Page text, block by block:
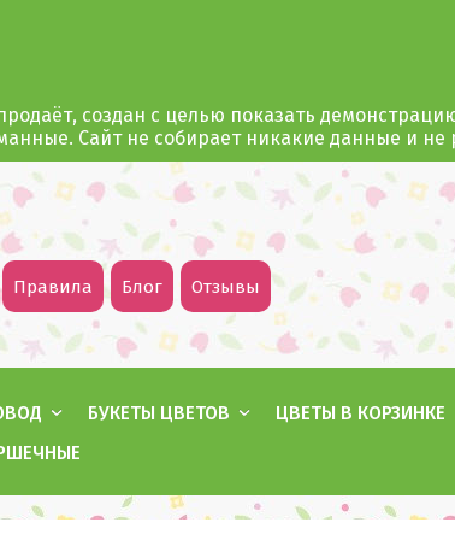
создан с целью показать
Сайт не собирает никакие данные и
Правила Блог Отзывы
БУКЕТЫ ЦВЕТОВ
ЦВЕТЫ В КОРЗИНКЕ